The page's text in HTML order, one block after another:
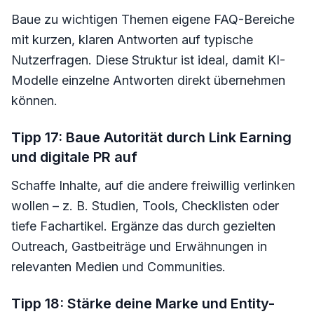
Baue zu wichtigen Themen eigene FAQ-Bereiche
mit kurzen, klaren Antworten auf typische
Nutzerfragen. Diese Struktur ist ideal, damit KI-
Modelle einzelne Antworten direkt übernehmen
können.
Tipp 17: Baue Autorität durch Link Earning
und digitale PR auf
Schaffe Inhalte, auf die andere freiwillig verlinken
wollen – z. B. Studien, Tools, Checklisten oder
tiefe Fachartikel. Ergänze das durch gezielten
Outreach, Gastbeiträge und Erwähnungen in
relevanten Medien und Communities.
Tipp 18: Stärke deine Marke und Entity-